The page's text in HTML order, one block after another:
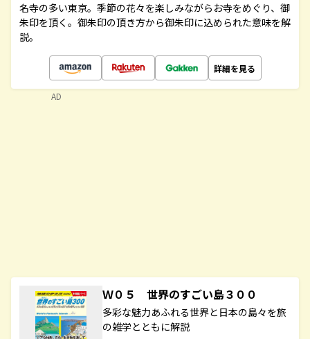
名寺の多い東京。季節の花々を楽しみながらお寺をめぐり、御
朱印を頂く。御朱印の頂き方から御朱印に込められた意味を解
説。
詳細を見る
Ｗ０５ 世界のすごい島３００
多彩な魅力あふれる世界と日本の島々を旅
の雑学とともに解説
AD